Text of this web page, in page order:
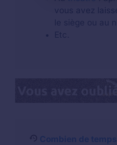
vous avez
le siège ou au
Etc.
Combien de